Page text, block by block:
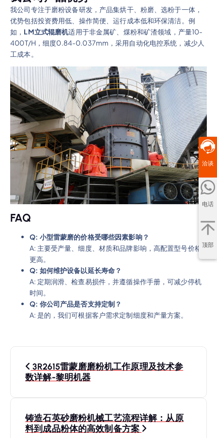
我公司专注于磨粉设备研发，产品集烘干、粉磨、选粉于一体，
优势包括投资费用低、操作简便、运行成本低和环保清洁。例
如， LM立式辊磨机适用于非金属矿、煤粉和矿渣领域，产量10-
400T/H，细度0.84-0.037mm，采用自动化电控系统，减少人
工成本。
FAQ
Q: 小型雷蒙磨的价格受哪些因素影响？
A: 主要受产量、细度、材质和品牌影响，高配置型号价格
更高。
Q: 如何维护设备以延长寿命？
A: 定期润滑、检查易损件，并遵循操作手册，可减少停机
时间。
Q: 你公司产品是否支持定制？
A: 是的，我们可根据客户需求定制细度和产量方案。
文
章
航
3R2615雷蒙磨磨粉机工作原理及技术参
数详解-黎明机器
铸造石英砂磨粉机械工艺流程详解：从原
料到成品粉体的高效制备方案
洽谈
电话
顶部